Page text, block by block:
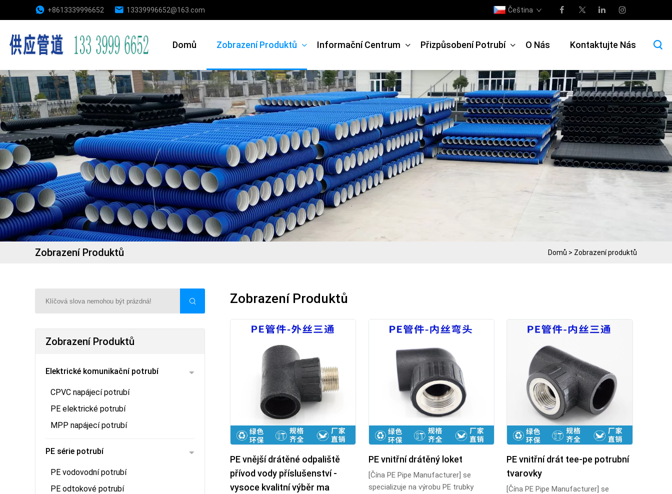
+8613339996652 13339996652@163.com Čeština
Domů Zobrazení Produktů Informační Centrum Přizpůsobení Potrubí O Nás Kontaktujte Nás
Zobrazení Produktů Domů > Zobrazení produktů
Zobrazení Produktů
Elektrické komunikační potrubí
CPVC napájecí potrubí
PE elektrické potrubí
MPP napájecí potrubí
PE série potrubí
PE vodovodní potrubí
PE odtokové potrubí
Zobrazení Produktů
PE vnější drátěné odpaliště
přívod vody příslušenství -
vysoce kvalitní výběr ma
PE vnitřní drátěný loket
[Čína PE Pipe Manufacturer] se
specializuje na výrobu PE trubky
PE vnitřní drát tee-pe potrubní
tvarovky
[Čína PE Pipe Manufacturer] se